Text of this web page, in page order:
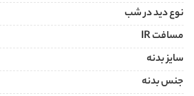
نوع دید در شب
مسافت IR
سایز بدنه
جنس بدنه